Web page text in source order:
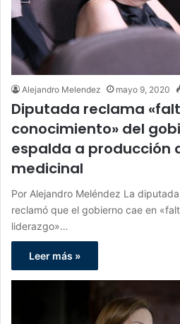
Alejandro Melendez mayo 9, 2020
Diputada reclama
conocimiento» del
espalda a producción
medicinal
Por Alejandro Meléndez La
reclamó que el gobierno cae en
liderazgo»…
Leer más »